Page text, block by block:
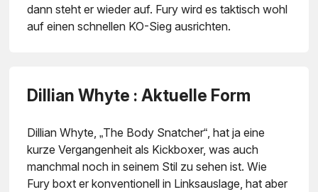
dann steht er wieder auf. Fury wird es taktisch wohl
auf einen schnellen KO-Sieg ausrichten.
Dillian Whyte : Aktuelle Form
Dillian Whyte, „The Body Snatcher“, hat ja eine
kurze Vergangenheit als Kickboxer, was auch
manchmal noch in seinem Stil zu sehen ist. Wie
Fury boxt er konventionell in Linksauslage, hat aber